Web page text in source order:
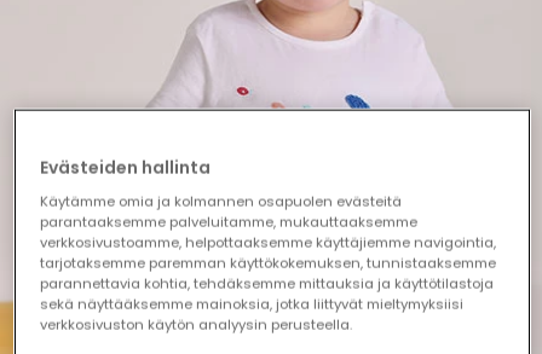
Evästeiden hallinta
Käytämme omia ja kolmannen osapuolen evästeitä
parantaaksemme palveluitamme, mukauttaaksemme
verkkosivustoamme, helpottaaksemme käyttäjiemme navigointia,
tarjotaksemme paremman käyttökokemuksen, tunnistaaksemme
parannettavia kohtia, tehdäksemme mittauksia ja käyttötilastoja
sekä näyttääksemme mainoksia, jotka liittyvät mieltymyksiisi
verkkosivuston käytön analyysin perusteella.